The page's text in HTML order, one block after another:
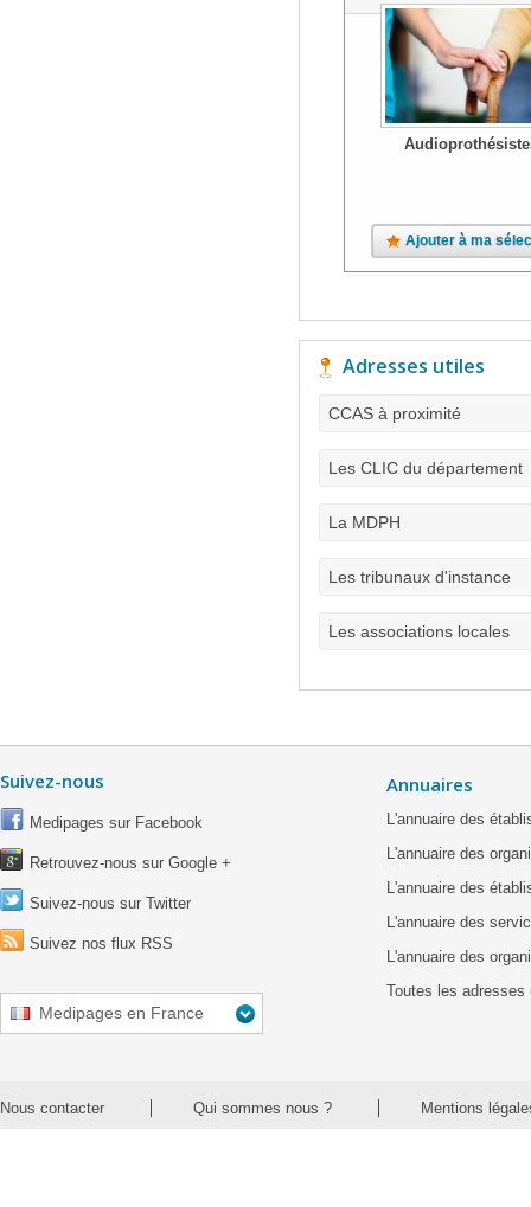
Ajouter à ma
Adresses utiles
CCAS à proximité
Les CLIC du département
La MDPH
Les tribunaux d'instance
Les associations locales
Suivez-nous
Medipages sur Facebook
Retrouvez-nous sur Google +
Suivez-nous sur Twitter
Suivez nos flux RSS
Medipages en France
Annuaires
L'annuaire des
L'annuaire des
L'annuaire des
L'annuaire des
L'annuaire des
Toutes les adresses
Nous contacter Qui sommes nous ? Mentions